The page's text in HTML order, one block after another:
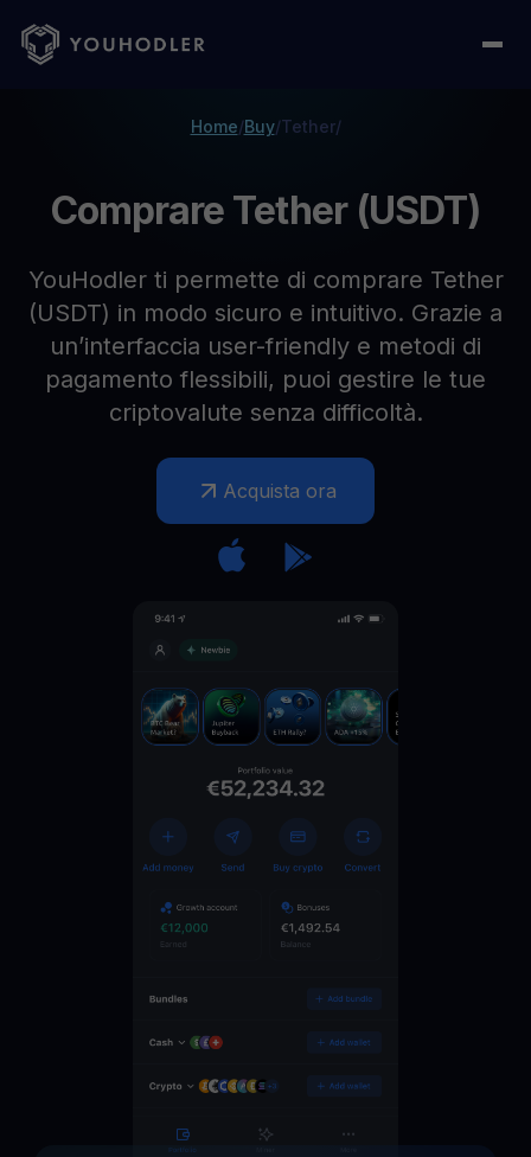
Home/Buy/Tether/
Comprare Tether (USDT)
YouHodler ti permette di comprare Tether
(USDT) in modo sicuro e intuitivo. Grazie a
un’interfaccia user-friendly e metodi di
pagamento flessibili, puoi gestire le tue
criptovalute senza difficoltà.
Acquista ora